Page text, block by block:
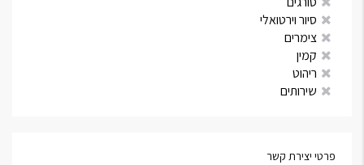
סיור וירטואלי
צימרים
קמין
ריהוט
שירותים
פרטי יצירת קשר